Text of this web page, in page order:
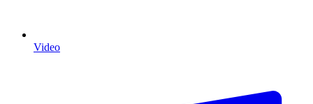
Video